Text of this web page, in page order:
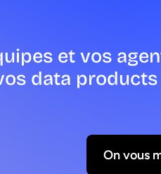
et vos
data
On vous